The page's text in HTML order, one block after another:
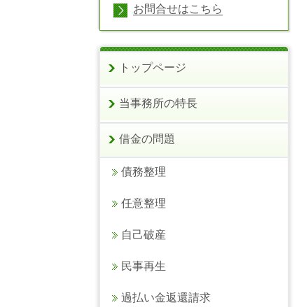
お問合せはこちら
トップページ
当事務所の特長
借金の問題
債務整理
任意整理
自己破産
民事再生
過払い金返還請求